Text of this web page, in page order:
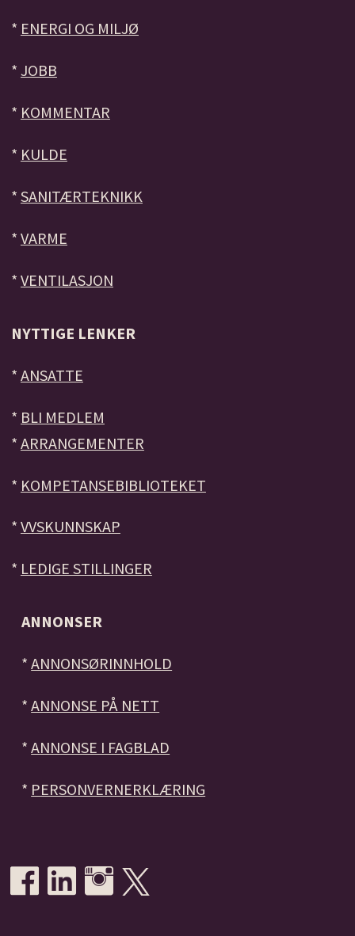
* ENERGI OG MILJØ
* JOBB
* KOMMENTAR
* KULDE
* SANITÆRTEKNIKK
* VARME
* VENTILASJON
NYTTIGE LENKER
* ANSATTE
* BLI MEDLEM
* ARRANGEMENTER
* KOMPETANSEBIBLIOTEKET
* VVSKUNNSKAP
* LEDIGE STILLINGER
ANNONSER
*ANNONSØRINNHOLD
*ANNONSE PÅ NETT
*ANNONSE I FAGBLAD
* PERSONVERNERKLÆRING